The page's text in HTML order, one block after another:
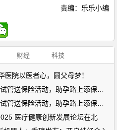
责编：乐乐小编
财经 科技
医院以医者心，圆父母梦！
医疗健康创新发展论坛在北